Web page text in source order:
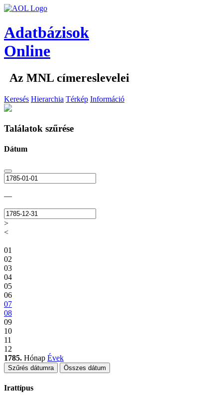
Adatbázisok
Online
Az MNL címereslevelei
Keresés Hierarchia Térkép Információ
Találatok szűrése
Dátum
—
>
<
01
02
03
04
05
06
07
08
09
10
11
12
1785. Hónap Évek
Szűrés dátumra Összes dátum
Irattípus